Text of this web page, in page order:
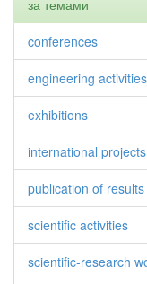
за темами
conferences
engineering activities
exhibitions
international projects
publication of
scientific activities
scientific-research